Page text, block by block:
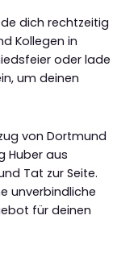
dich rechtzeitig
Kollegen in
oder lade
um deinen
von Dortmund
Huber aus
Tat zur Seite.
unverbindliche
für deinen